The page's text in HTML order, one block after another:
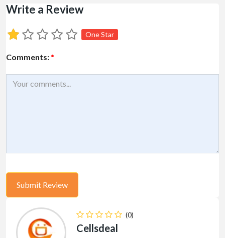
Write a Review
One Star
Comments: *
(0)
Cellsdeal